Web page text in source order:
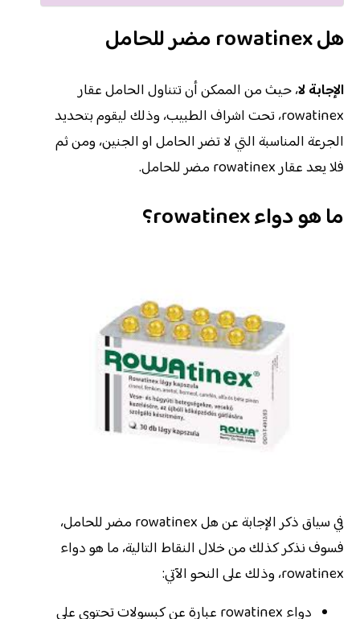
هل rowatinex مضر للحامل
الإجابة لا، حيث من الممكن أن تتناول الحامل عقار
rowatinex، تحت اشراف الطبيب، وذلك ليقوم بتحديد
الجرعة المناسبة التي لا تضر الحامل او الجنين، ومن ثم
فلا يعد عقار rowatinex مضر للحامل.
ما هو دواء rowatinex؟
في سياق ذكر الإجابة عن هل rowatinex مضر للحامل،
فسوف نذكر كذلك من خلال النقاط التالية، ما هو دواء
rowatinex، وذلك على النحو الآتي:
دواء rowatinex عبارة عن كبسولات تحتوى على